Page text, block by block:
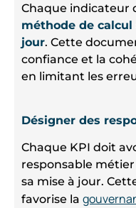
Chaque indicateur
méthode de
jour. Cette
confiance et la
en limitant les
Désigner des
Chaque KPI doit
responsable
sa mise à jour.
favorise la